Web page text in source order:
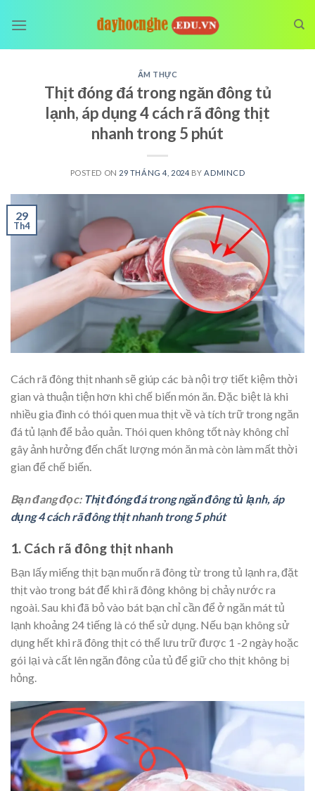
ẨM THỰC
Thịt đóng đá trong ngăn đông tủ
lạnh, áp dụng 4 cách rã đông thịt
nhanh trong 5 phút
POSTED ON 29 THÁNG 4, 2024 BY ADMINCD
29
Th4
Cách rã đông thịt nhanh sẽ giúp các bà nội trợ tiết kiệm thời
gian và thuận tiện hơn khi chế biến món ăn. Đặc biệt là khi
nhiều gia đình có thói quen mua thịt về và tích trữ trong ngăn
đá tủ lạnh để bảo quản. Thói quen không tốt này không chỉ
gây ảnh hưởng đến chất lượng món ăn mà còn làm mất thời
gian để chế biến.
Bạn đang đọc: Thịt đóng đá trong ngăn đông tủ lạnh, áp
dụng 4 cách rã đông thịt nhanh trong 5 phút
1. Cách rã đông thịt nhanh
Bạn lấy miếng thịt bạn muốn rã đông từ trong tủ lạnh ra, đặt
thịt vào trong bát để khi rã đông không bị chảy nước ra
ngoài. Sau khi đã bỏ vào bát bạn chỉ cần để ở ngăn mát tủ
lạnh khoảng 24 tiếng là có thể sử dụng. Nếu bạn không sử
dụng hết khi rã đông thịt có thể lưu trữ được 1 -2 ngày hoặc
gói lại và cất lên ngăn đông của tủ để giữ cho thịt không bị
hỏng.